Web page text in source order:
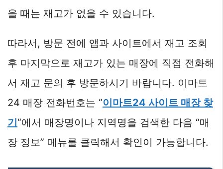
을 때는 재고가 없을 수 있습니다.
따라서, 방문 전에 앱과 사이트에서 재고 조회
후 마지막으로 재고가 있는 매장에 직접 전화해
서 재고 문의 후 방문하시기 바랍니다. 이마트
24 매장 전화번호는 “이마트24 사이트 매장 찾
기“에서 매장명이나 지역명을 검색한 다음 “매
장 정보” 메뉴를 클릭해서 확인이 가능합니다.